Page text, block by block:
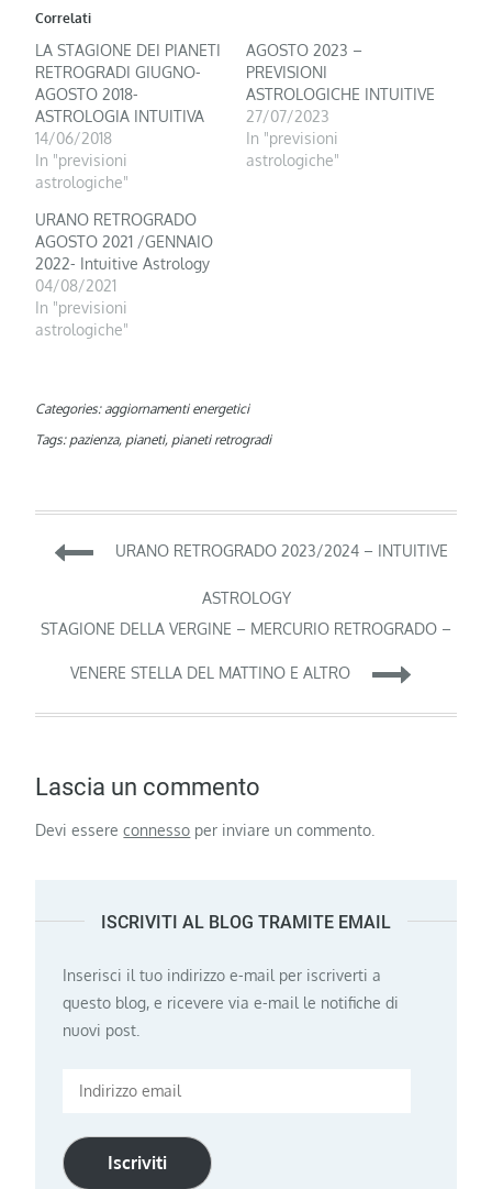
Correlati
LA STAGIONE DEI PIANETI
RETROGRADI GIUGNO-
AGOSTO 2018-
ASTROLOGIA INTUITIVA
14/06/2018
In "previsioni
astrologiche"
AGOSTO 2023 –
PREVISIONI
ASTROLOGICHE INTUITIVE
27/07/2023
In "previsioni
astrologiche"
URANO RETROGRADO
AGOSTO 2021 /GENNAIO
2022- Intuitive Astrology
04/08/2021
In "previsioni
astrologiche"
Categories: aggiornamenti energetici
Tags: pazienza, pianeti, pianeti retrogradi
Navigazione
articoli
URANO RETROGRADO 2023/2024 – INTUITIVE
ASTROLOGY
STAGIONE DELLA VERGINE – MERCURIO RETROGRADO –
VENERE STELLA DEL MATTINO E ALTRO
Lascia un commento
Devi essereconnesso per inviare un commento.
ISCRIVITI AL BLOG TRAMITE EMAIL
Inserisci il tuo indirizzo e-mail per iscriverti a
questo blog, e ricevere via e-mail le notifiche di
nuovi post.
Indirizzo
Iscriviti